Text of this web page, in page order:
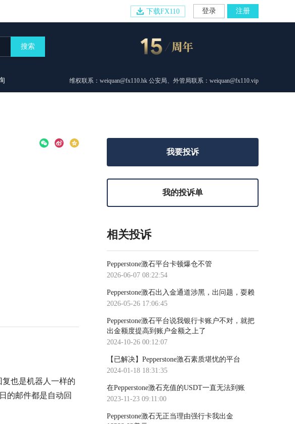
登录 注册
下载FX110
搜索
维权联系：weiquan@fx110.hk 公安局、外管局联系：weiquan@fx110.vip
也是机器人一样的
的邮件都是自动回
我要投诉
我的投诉单
相关投诉
Pepperstone激石平台卡顿爆仓不管
2026-06-07 08:22:54
Pepperstone激石出入金通道涉黑，出问题，耍赖
2026-05-26 17:06:45
Pepperstone激石平台说我银行卡账户不对，就把
出金额度提高到账户金额之上了
2024-10-26 00:12:07
【已解决】Pepperstone激石素质堪忧的平台
2024-01-18 18:31:35
在Pepperstone激石充值的USDT一直无法到账
2023-11-23 09:11:00
Pepperstone激石无正当理由强行卡我出金